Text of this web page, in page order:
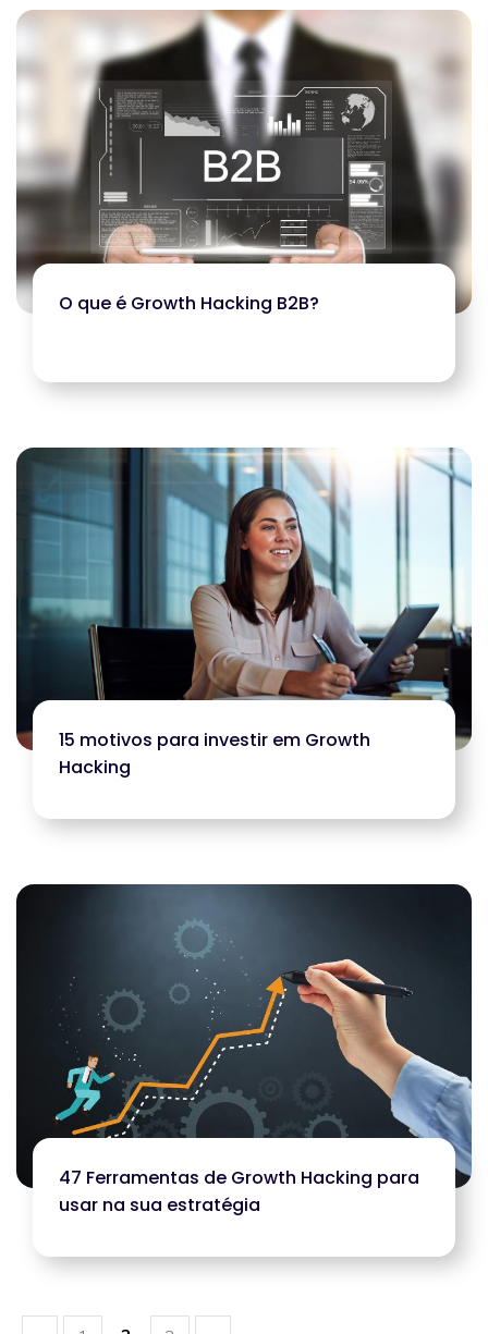
O que é Growth Hacking B2B?
15 motivos para investir em Growth
Hacking
47 Ferramentas de Growth Hacking para
usar na sua estratégia